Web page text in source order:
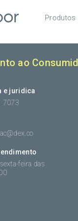
Produtos
ao
e juridica
7073
feira das